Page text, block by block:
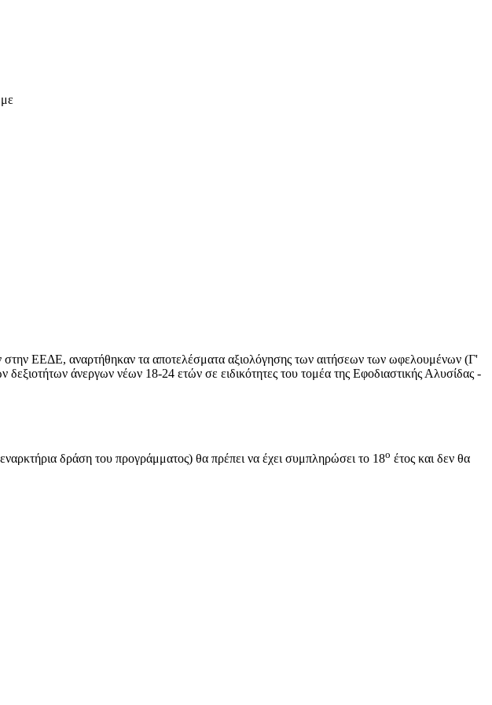
στην ΕΕΔΕ, αναρτήθηκαν τα αποτελέσματα αξιολόγησης των αιτήσεων των ωφελουμένων (Γ'
άνεργων νέων 18-24 ετών σε ειδικότητες του τομέα της Εφοδιαστικής Αλυσίδας -
δράση του προγράμματος) θα πρέπει να έχει συμπληρώσει το 18ο έτος και δεν θα